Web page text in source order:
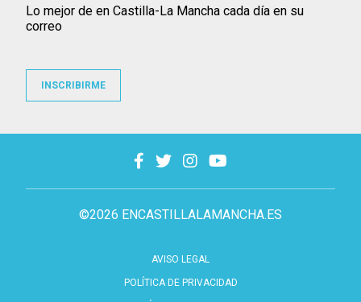
©2026 ENCASTILLALAMANCHA.ES
AVISO LEGAL
POLÍTICA DE PRIVACIDAD
Lo mejor de en Castilla-La Mancha cada día en su
correo
INSCRIBIRME